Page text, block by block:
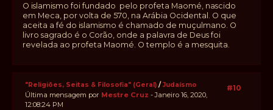
O islamismo foi fundado pelo profeta Maomé, nascido
em Meca, por volta de 570, na Arábia Ocidental. O que
aceita a fé do islamismo é chamado de muçulmano. O
livro sagrado é o Corão, onde a palavra de Deus foi
revelada ao profeta Maomé. O templo é a mesquita.
#10
"Religiões, Seitas & Filosofia" (Geral) / Judaísmo
Última mensagem por Mestre Cruz - Janeiro 16, 2020,
12:08:24 PM